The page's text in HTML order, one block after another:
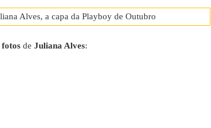
fotos de Juliana Alves: